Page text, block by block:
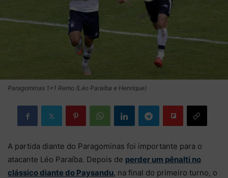
Paragominas 1x1 Remo (Léo Paraíba e Henrique)
A partida diante do Paragominas foi importante para o
atacante Léo Paraíba. Depois de perder um pênalti no
clássico diante do Paysandu, na final do primeiro turno, o